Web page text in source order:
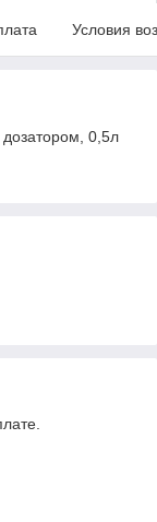
Условия
0,5л